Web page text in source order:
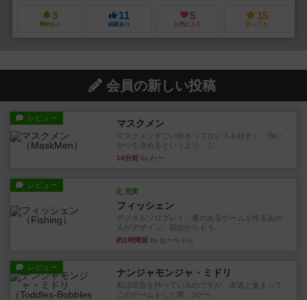
3
興味あり
11
経験あり
5
お気に入り
15
持ってる
会員の新しい投稿
レビュー マスクメン
マスクメンすごい好き（プロレスも好き）。強い
やつを決めるというより、ジ...
14分前 by わー
レビュー
充実
フィッシェン
デジタルソロプレイ。毒のあるゲームを作るあの
人がデザイン。箱絵からもう...
約1時間前 by おーちゃん
レビュー ナンジャモンジャ・ミドリ
私は吃音を持っているのですが、友達と集まって
このゲームをした際、3ゲー...